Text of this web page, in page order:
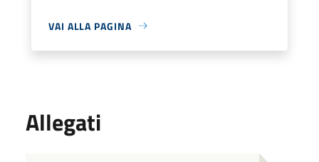
VAI ALLA PAGINA
Allegati